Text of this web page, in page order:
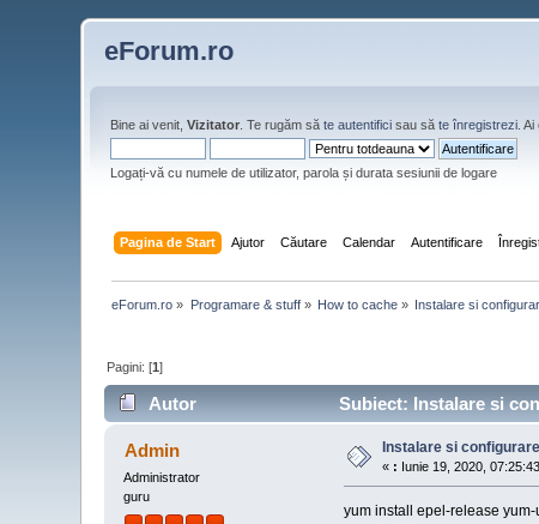
eForum.ro
Bine ai venit,Vizitator . Te rugăm săte autentifici sau săte înregistrezi .
Logați-vă cu numele de utilizator, parola și durata sesiunii de logare
Pagina de Start Ajutor Căutare Calendar Autentificare
eForum.ro » Programare & stuff» How to cache » Instalare si
Pagini: [1]
Autor Subiect: Instalare si
Admin
Administrator
guru
Instalare si
« : Iunie 19, 2020,
yum install epel-release yum-